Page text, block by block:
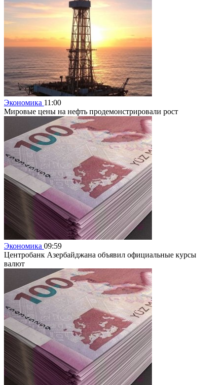
Экономика 11:00
Мировые цены на нефть продемонстрировали рост
Экономика 09:59
Центробанк Азербайджана объявил официальные курсы
валют